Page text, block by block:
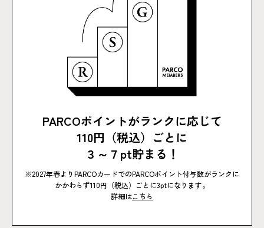
PARCOポイントがランクに応じて
110円（税込）ごとに
３～７pt貯まる！
※2027年春よりPARCOカードでのPARCOポイント付与数がランクに
かかわらず110円（税込）ごとに3ptになります。
詳細はこちら